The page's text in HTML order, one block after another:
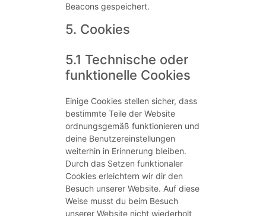
Beacons gespeichert.
5. Cookies
5.1 Technische oder
funktionelle Cookies
Einige Cookies stellen sicher, dass
bestimmte Teile der Website
ordnungsgemäß funktionieren und
deine Benutzereinstellungen
weiterhin in Erinnerung bleiben.
Durch das Setzen funktionaler
Cookies erleichtern wir dir den
Besuch unserer Website. Auf diese
Weise musst du beim Besuch
unserer Website nicht wiederholt